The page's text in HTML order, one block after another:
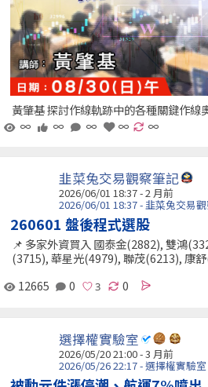
黃肇基 探討作線軌跡中的各種關鍵作線
∞
∞ ∞ ∞ ∞
韭菜兔交易觀察筆記
2026/06/01 18:37 - 2 月前
2026/06/01 18:37 - 韭菜兔交易
260601 盤後程式選股
📌 多家外資買入 國泰金(2882), 雙鴻
(3715), 華星光(4979), 聯茂(6213), 康
12665
0 0
選擇權實驗室
2026/05/20 21:00 - 3 月前
2026/05/26 22:17 - 選擇權實驗室